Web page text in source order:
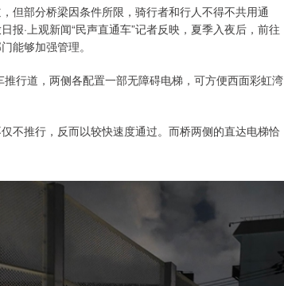
但部分桥梁因条件所限，骑行者和行人不得不共用通
·上观新闻“民声直通车”记者反映，夏季入夜后，前往
能够加强管理。
行道，两侧各配置一部无障碍电梯，可方便西面彩虹湾
不推行，反而以较快速度通过。而桥两侧的直达电梯恰